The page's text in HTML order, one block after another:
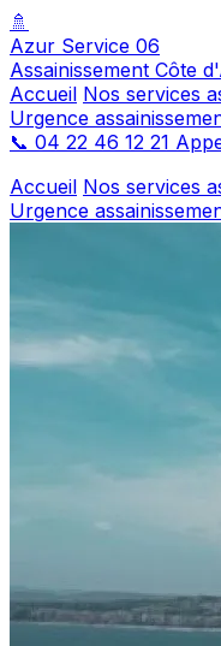
🚿
Azur Service 06
Assainissement Côte
Accueil Nos services
Urgence
📞 04 22 46 12 21
Accueil Nos services
Urgence